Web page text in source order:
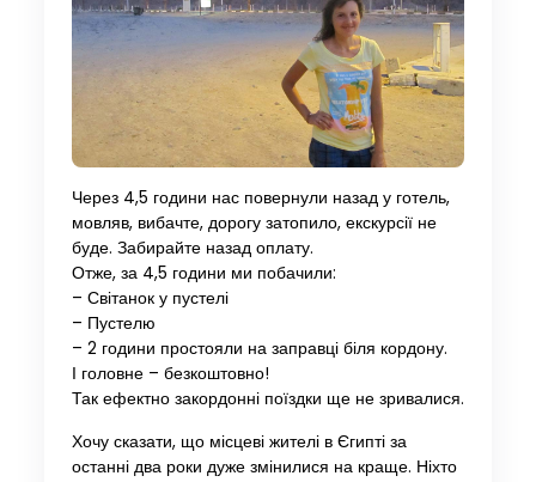
Через 4,5 години нас повернули назад у готель,
мовляв, вибачте, дорогу затопило, екскурсії не
буде. Забирайте назад оплату.
Отже, за 4,5 години ми побачили:
– Світанок у пустелі
– Пустелю
– 2 години простояли на заправці біля кордону.
І головне – безкоштовно!
Так ефектно закордонні поїздки ще не зривалися.
Хочу сказати, що місцеві жителі в Єгипті за
останні два роки дуже змінилися на краще. Ніхто